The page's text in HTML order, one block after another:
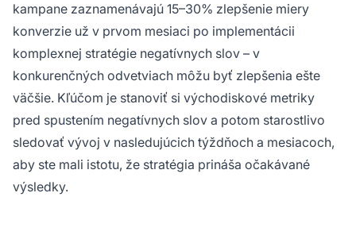
kampane zaznamenávajú 15–30% zlepšenie miery
konverzie už v prvom mesiaci po implementácii
komplexnej stratégie negatívnych slov – v
konkurenčných odvetviach môžu byť zlepšenia ešte
väčšie. Kľúčom je stanoviť si východiskové metriky
pred spustením negatívnych slov a potom starostlivo
sledovať vývoj v nasledujúcich týždňoch a mesiacoch,
aby ste mali istotu, že stratégia prináša očakávané
výsledky.